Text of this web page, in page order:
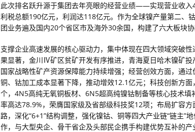
此次排名跃升源于集团去年亮眼的经营业绩——实现营业收入
利税总额190亿元，利润达118亿元。作为全球镍产量第二、
团业务遍及国内20个省区市及海外30余国，构建了六大板块协
支撑企业高速发展的核心驱动力，集中体现在四大领域突破
果显著，金川Ⅳ矿区贫矿开发有序推进，青海夏日哈木镍矿投
国家战略性矿产资源保障能力持续增强；经营创效方面，通过
铜、钴加工成本显著下降，推动增效12.1亿元；科技创新方
个，4N5高纯无氧铜板材、6N5超高纯镍钴制备等核心技术
率高达78.9%，荣膺国家级及省部级科技奖12项；布局扩容方
路，深化“6+1”结构调整，强化镍钴、铜等四大产业链“链主”
作，与大型央企、骨干省企及头部民企携手构建优势互补的产